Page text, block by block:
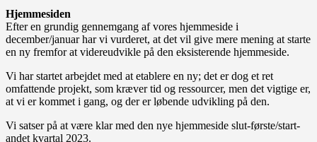
Hjemmesiden
Efter en grundig gennemgang af vores hjemmeside i
december/januar har vi vurderet, at det vil give mere mening at starte
en ny fremfor at videreudvikle på den eksisterende hjemmeside.
Vi har startet arbejdet med at etablere en ny; det er dog et ret
omfattende projekt, som kræver tid og ressourcer, men det vigtige er,
at vi er kommet i gang, og der er løbende udvikling på den.
Vi satser på at være klar med den nye hjemmeside slut-første/start-
andet kvartal 2023.